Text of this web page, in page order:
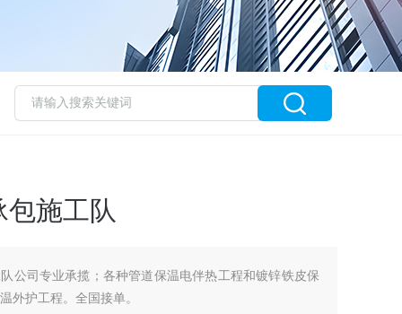
施工队
公司专业承揽；各种管道保温电伴热工程和镀锌铁皮保
外护工程。全国接单。